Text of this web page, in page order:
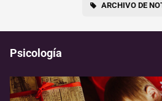
ARCHIVO DE
Psicología